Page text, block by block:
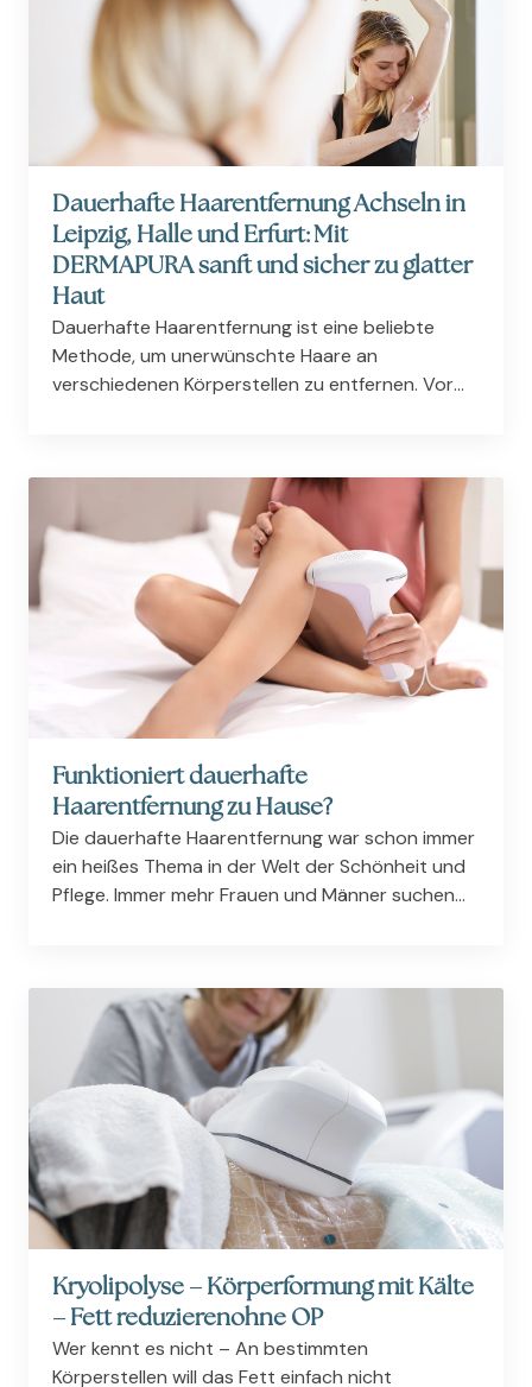
Dauerhafte Haarentfernung Achseln in
Leipzig, Halle und Erfurt: Mit
DERMAPURA sanft und sicher zu glatter
Haut
Dauerhafte Haarentfernung ist eine beliebte
Methode, um unerwünschte Haare an
verschiedenen Körperstellen zu entfernen. Vor
Funktioniert dauerhafte
Haarentfernung zu Hause?
Die dauerhafte Haarentfernung war schon immer
ein heißes Thema in der Welt der Schönheit und
Pflege. Immer mehr Frauen und Männer suchen
Kryolipolyse – Körperformung mit Kälte
– Fett reduzierenohne OP
Wer kennt es nicht – An bestimmten
Körperstellen will das Fett einfach nicht